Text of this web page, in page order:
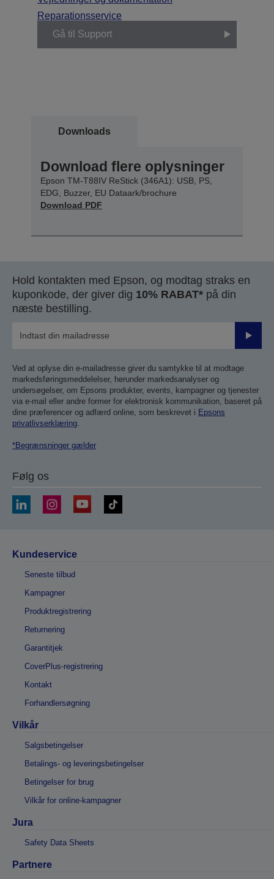
Reparationsservice
Gå til Support
Downloads
Download flere oplysninger
Epson TM-T88IV ReStick (346A1): USB, PS,
EDG, Buzzer, EU Dataark/brochure
Download PDF
Hold kontakten med Epson, og modtag straks en
kuponkode, der giver dig 10% RABAT* på din
næste bestilling.
Send
Ved at oplyse din e-mailadresse giver du samtykke til at modtage
markedsføringsmeddelelser, herunder markedsanalyser og
undersøgelser, om Epsons produkter, events, kampagner og tjenester
via e-mail eller andre former for elektronisk kommunikation, baseret på
dine præferencer og adfærd online, som beskrevet i Epsons
privatlivserklæring
*Begrænsninger gælder
Følg os
Kundeservice
Seneste tilbud
Kampagner
Produktregistrering
Returnering
Garantitjek
CoverPlus-registrering
Kontakt
Forhandlersøgning
Vilkår
Salgsbetingelser
Betalings- og leveringsbetingelser
Betingelser for brug
Vilkår for online-kampagner
Jura
Safety Data Sheets
Partnere